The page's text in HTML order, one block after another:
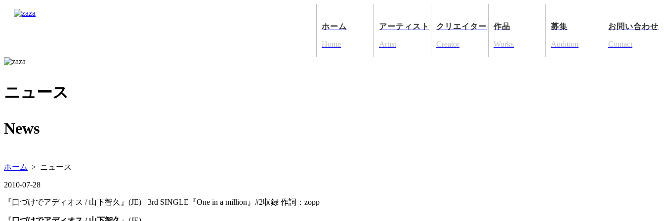
ホーム
Home
アーティスト
Artist
クリエイター
Creator
作品
Works
募集
Audition
お問い合わせ
Contact
ニュース
News
ホーム > ニュース
2010-07-28
『口づけでアディオス / 山下智久』(JE) −3rd SINGLE『One in a million』#2収録 作詞：zopp